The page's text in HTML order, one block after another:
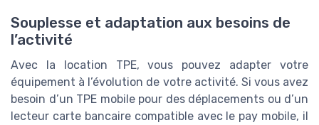
Souplesse et adaptation aux besoins de
l’activité
Avec la location TPE, vous pouvez adapter votre
équipement à l’évolution de votre activité. Si vous avez
besoin d’un TPE mobile pour des déplacements ou d’un
lecteur carte bancaire compatible avec le pay mobile, il